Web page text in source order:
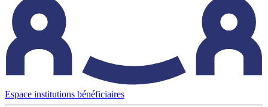
Espace institutions bénéficiaires